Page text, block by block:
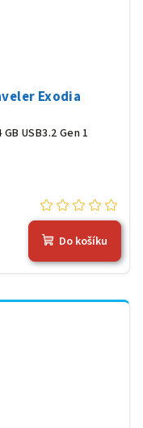
Exodia
USB3.2 Gen 1
Do košíku